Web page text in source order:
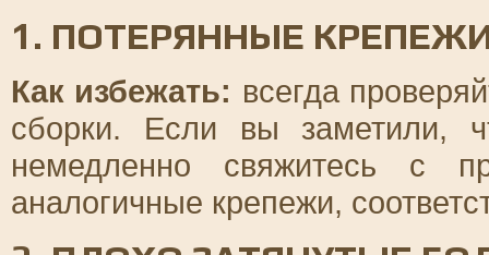
1. ПОТЕРЯННЫЕ
Как избежать: всегда
сборки. Если вы заметили,
немедленно свяжитесь с
аналогичные крепежи,